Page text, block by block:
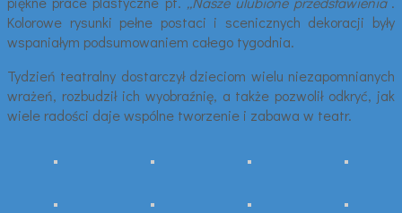
Kolorowe rysunki pełne postaci i scenicznych dekoracji były
wspaniałym podsumowaniem całego tygodnia.
Tydzień teatralny dostarczył dzieciom wielu niezapomnianych
wrażeń, rozbudził ich wyobraźnię, a także pozwolił odkryć, jak
wiele radości daje wspólne tworzenie i zabawa w teatr.